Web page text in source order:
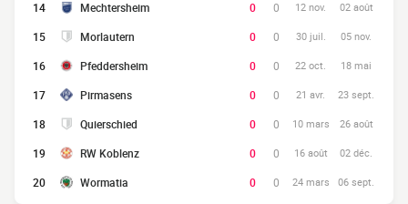
14 Mechtersheim 0 0 12 nov. 02 août
15 Morlautern 0 0 30 juil. 05 nov.
16 Pfeddersheim 0 0 22 oct. 18 mai
17 Pirmasens 0 0 21 avr. 23 sept.
18 Quierschied 0 0 10 mars 26 août
19 RW Koblenz 0 0 16 août 02 déc.
20 Wormatia 0 0 24 mars 06 sept.